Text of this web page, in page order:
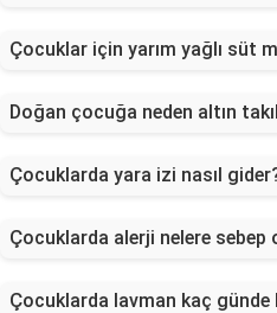
Çocuklar için yarım yağlı süt
Doğan çocuğa neden altın
Çocuklarda yara izi nasıl
Çocuklarda alerji nelere sebep
Çocuklarda lavman kaç günde